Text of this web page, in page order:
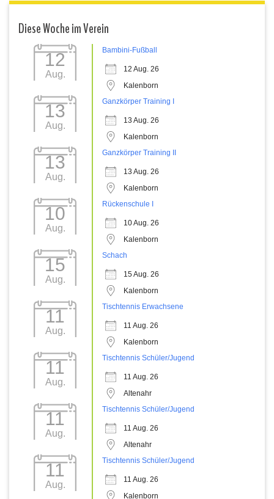
Diese Woche im Verein
12
Aug.
Bambini-Fußball
12 Aug. 26
Kalenborn
13
Aug.
Ganzkörper Training I
13 Aug. 26
Kalenborn
13
Aug.
Ganzkörper Training II
13 Aug. 26
Kalenborn
10
Aug.
Rückenschule I
10 Aug. 26
Kalenborn
15
Aug.
Schach
15 Aug. 26
Kalenborn
11
Aug.
Tischtennis Erwachsene
11 Aug. 26
Kalenborn
11
Aug.
Tischtennis Schüler/Jugend
11 Aug. 26
Altenahr
11
Aug.
Tischtennis Schüler/Jugend
11 Aug. 26
Altenahr
11
Aug.
Tischtennis Schüler/Jugend
11 Aug. 26
Kalenborn